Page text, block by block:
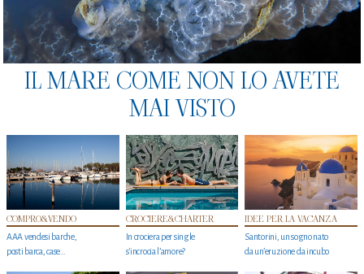
IL MARE COME NON LO AVETE
MAI VISTO
COMPRO&VENDO
AAA vendesi barche,
posti barca, case…
CROCIERE&CHARTER
In crociera per single
s'incrocia l’amore?
IDEE PER LA VACANZA
Santorini, un sogno nato
da un’eruzione da incubo